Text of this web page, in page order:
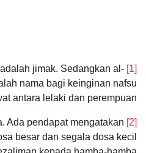
[1]
adalah jimak. Sedangkan al-
nama bagi keinginan nafsu
antara lelaki dan perempuan.
[2]
Ada pendapat mengatakan
besar dan segala dosa kecil